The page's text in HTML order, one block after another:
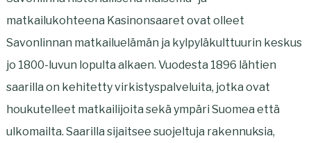
matkailukohteena Kasinonsaaret ovat olleet
Savonlinnan matkailuelämän ja kylpyläkulttuurin keskus
jo 1800-luvun lopulta alkaen. Vuodesta 1896 lähtien
saarilla on kehitetty virkistyspalveluita, jotka ovat
houkutelleet matkailijoita sekä ympäri Suomea että
ulkomailta. Saarilla sijaitsee suojeltuja rakennuksia,